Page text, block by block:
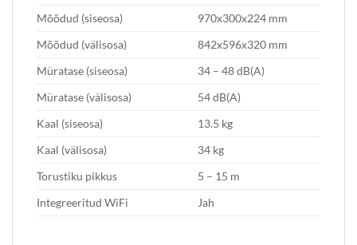
Mõõdud (siseosa)
970x300x224 mm
Mõõdud (välisosa)
842x596x320 mm
Müratase (siseosa)
34 – 48 dB(A)
Müratase (välisosa)
54 dB(A)
Kaal (siseosa)
13.5 kg
Kaal (välisosa)
34 kg
Torustiku pikkus
5 – 15 m
Integreeritud WiFi
Jah